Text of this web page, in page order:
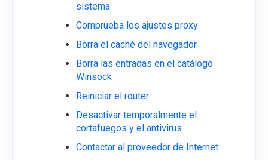
sistema
Comprueba los ajustes proxy
Borra el caché del navegador
Borra las entradas en el catálogo
Winsock
Reiniciar el router
Desactivar temporalmente el
cortafuegos y el antivirus
Contactar al proveedor de Internet